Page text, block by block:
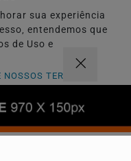
reservados
sua experiência
entendemos que
de Uso e
NOSSOS TERMOS